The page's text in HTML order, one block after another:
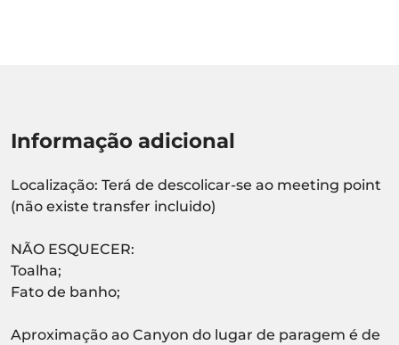
Informação adicional
Localização: Terá de descolicar-se ao meeting point
(não existe transfer incluido)
NÃO ESQUECER:
Toalha;
Fato de banho;
Aproximação ao Canyon do lugar de paragem é de